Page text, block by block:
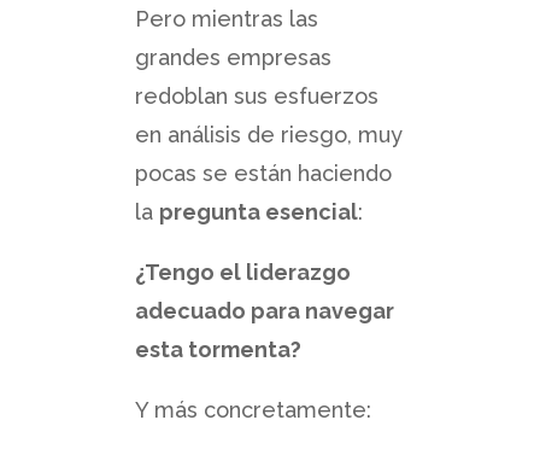
Pero mientras las
grandes empresas
redoblan sus esfuerzos
en análisis de riesgo, muy
pocas se están haciendo
la pregunta esencial:
¿Tengo el liderazgo
adecuado para navegar
esta tormenta?
Y más concretamente: